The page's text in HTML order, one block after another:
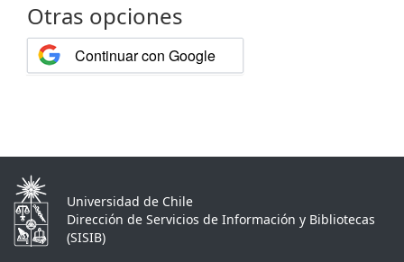
Otras opciones
Continuar con Google
Universidad de Chile
Dirección de Servicios de Información y Bibliotecas
(SISIB)